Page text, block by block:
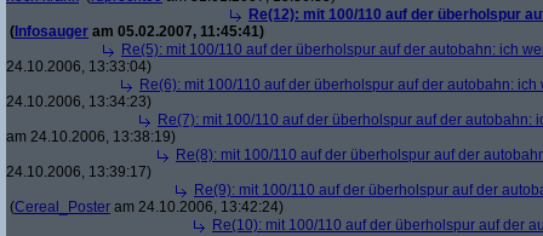
Re(12): mit 100/110 auf der überholspur
( Infosauger am 05.02.2007, 11:45:41)
Re(5): mit 100/110 auf der überholspur auf der autobahn: ich
24.10.2006, 13:33:04)
Re(6): mit 100/110 auf der überholspur auf der autobahn:
24.10.2006, 13:34:23)
Re(7): mit 100/110 auf der überholspur auf der autobahn:
am 24.10.2006, 13:38:19)
Re(8): mit 100/110 auf der überholspur auf der
24.10.2006, 13:39:17)
Re(9): mit 100/110 auf der überholspur auf der
(Cereal_Poster am 24.10.2006, 13:42:24)
Re(10): mit 100/110 auf der überholspur auf der